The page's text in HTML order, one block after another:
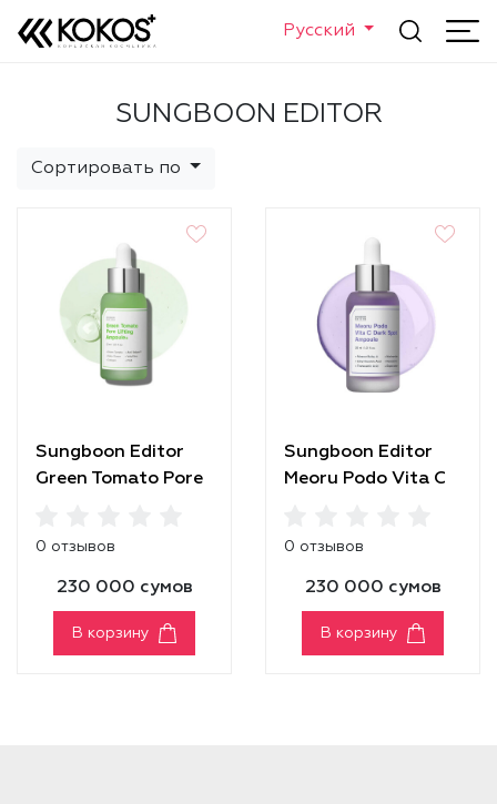
Русский
SUNGBOON EDITOR
Сортировать по
Sungboon Editor
Green Tomato Pore
0 отзывов
230 000 сумов
В корзину
Sungboon Editor
Meoru Podo Vita C
0 отзывов
230 000 сумов
В корзину